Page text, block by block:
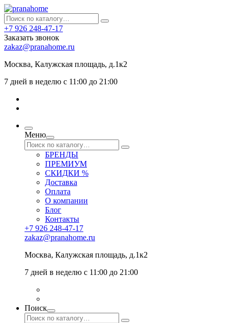
+7 926 248-47-17
Заказать звонок
zakaz@pranahome.ru
Москва, Калужская площадь, д.1к2
7 дней в неделю с 11:00 до 21:00
Меню
БРЕНДЫ
ПРЕМИУМ
СКИДКИ %
Доставка
Оплата
О компании
Блог
Контакты
+7 926 248-47-17
zakaz@pranahome.ru
Москва, Калужская площадь, д.1к2
7 дней в неделю с 11:00 до 21:00
Поиск